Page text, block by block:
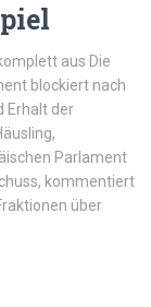
aus Die
blockiert nach
Erhalt der
Parlament
kommentiert
über